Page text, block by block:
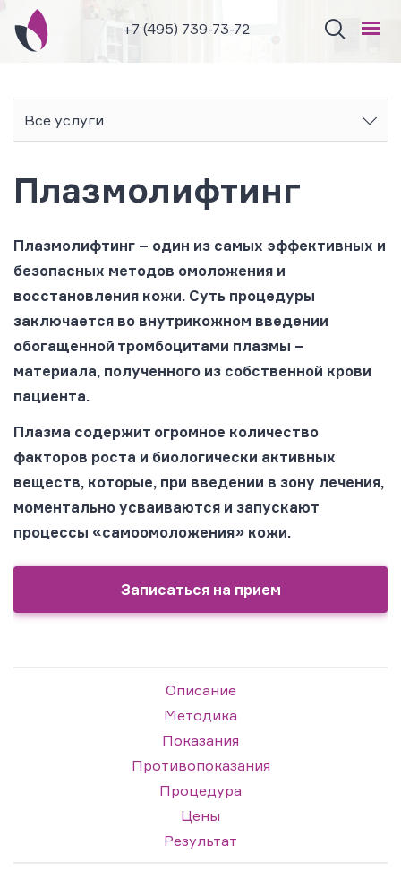
+7 (495) 739-73-72
Все услуги
Плазмолифтинг
Плазмолифтинг – один из самых эффективных и
безопасных методов омоложения и
восстановления кожи. Суть процедуры
заключается во внутрикожном введении
обогащенной тромбоцитами плазмы –
материала, полученного из собственной крови
пациента.
Плазма содержит огромное количество
факторов роста и биологически активных
веществ, которые, при введении в зону лечения,
моментально усваиваются и запускают
процессы «самоомоложения» кожи.
Записаться на прием
Описание
Методика
Показания
Противопоказания
Процедура
Цены
Результат